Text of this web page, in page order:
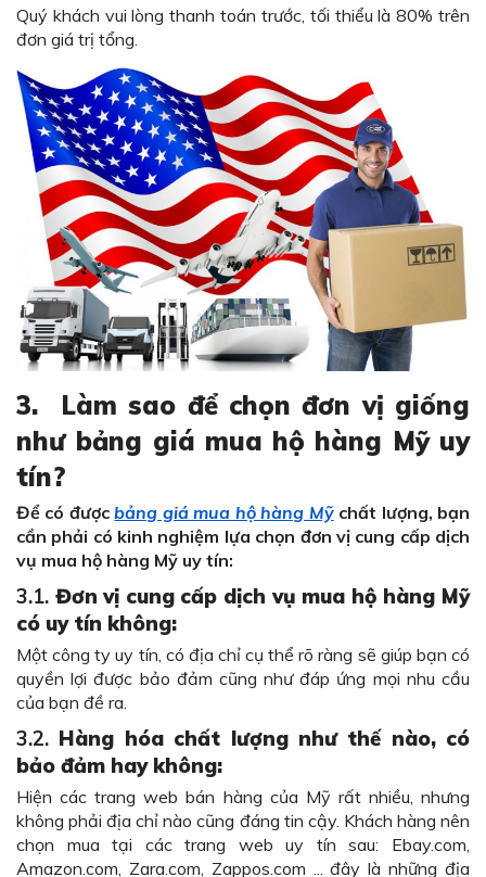
Quý khách vui lòng thanh toán trước, tối thiểu là 80% trên
đơn giá trị tổng.
3.
Làm sao để chọn đơn vị giống
như bảng giá mua hộ hàng Mỹ uy
tín?
Để có đượcbảng giá mua hộ hàng Mỹchất lượng, bạn
cần phải có kinh nghiệm lựa chọn đơn vị cung cấp dịch
vụ mua hộ hàng Mỹ uy tín:
3.1. Đơn vị cung cấp dịch vụ mua hộ hàng Mỹ
có uy tín không:
Một công ty uy tín, có địa chỉ cụ thể rõ ràng sẽ giúp bạn có
quyền lợi được bảo đảm cũng như đáp ứng mọi nhu cầu
của bạn đề ra.
3.2. Hàng hóa chất lượng như thế nào, có
bảo đảm hay không:
Hiện các trang web bán hàng của Mỹ rất nhiều, nhưng
không phải địa chỉ nào cũng đáng tin cậy. Khách hàng nên
chọn mua tại các trang web uy tín sau: Ebay.com,
Amazon.com, Zara.com, Zappos.com ... đây là những địa